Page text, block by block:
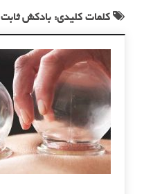
کلمات کلیدی: بادكش ثابت